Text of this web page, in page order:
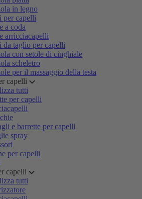
in legno
per capelli
a coda
arricciacapelli
da taglio per capelli
con setole di cinghiale
scheletro
per il massaggio della testa
capelli
tutti
per capelli
e barrette per capelli
spray
per capelli
capelli
tutti